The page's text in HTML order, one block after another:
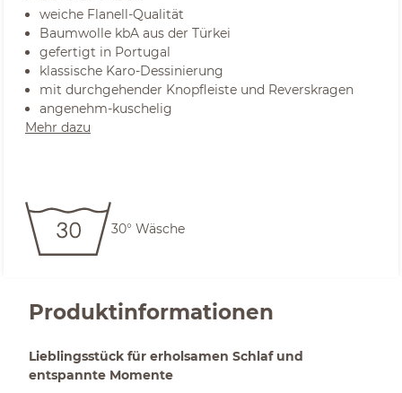
weiche Flanell-Qualität
Baumwolle kbA aus der Türkei
gefertigt in Portugal
klassische Karo-Dessinierung
mit durchgehender Knopfleiste und Reverskragen
angenehm-kuschelig
Mehr dazu
30° Wäsche
Produktinformationen
Lieblingsstück für erholsamen Schlaf und
entspannte Momente